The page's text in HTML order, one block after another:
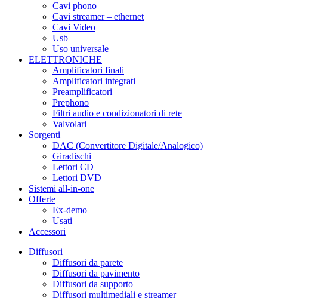
Cavi phono
Cavi streamer – ethernet
Cavi Video
Usb
Uso universale
ELETTRONICHE
Amplificatori finali
Amplificatori integrati
Preamplificatori
Prephono
Filtri audio e condizionatori di rete
Valvolari
Sorgenti
DAC (Convertitore Digitale/Analogico)
Giradischi
Lettori CD
Lettori DVD
Sistemi all-in-one
Offerte
Ex-demo
Usati
Accessori
Diffusori
Diffusori da parete
Diffusori da pavimento
Diffusori da supporto
Diffusori multimediali e streamer